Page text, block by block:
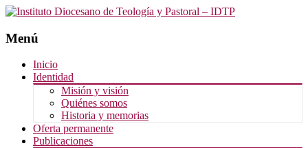
Menú
Saltar
contenido
Inicio
Identidad
Misión y visión
Quiénes somos
Historia y memorias
Oferta permanente
Publicaciones